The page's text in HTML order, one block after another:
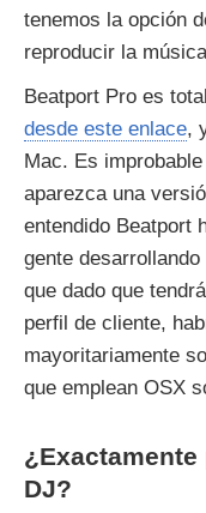
tenemos la opción
reproducir la
Beatport Pro es
desde este enlace,
Mac. Es
aparezca una
entendido Beatport
gente
que dado que
perfil de cliente,
mayoritariamente
que emplean OSX
DJ?